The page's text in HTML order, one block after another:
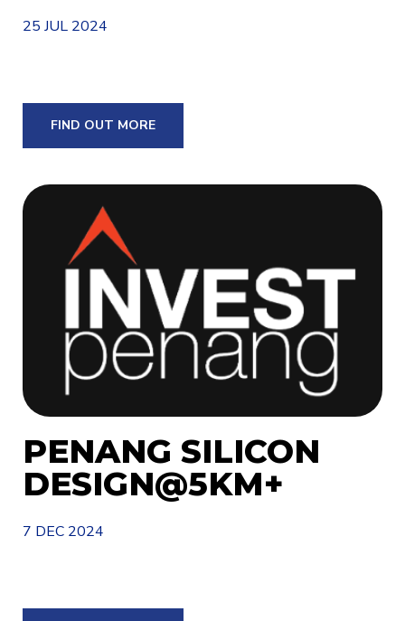
25 JUL 2024
FIND OUT MORE
PENANG SILICON
DESIGN@5KM+
7 DEC 2024